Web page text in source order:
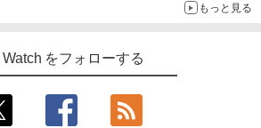
もっと見る
Watch をフォローする